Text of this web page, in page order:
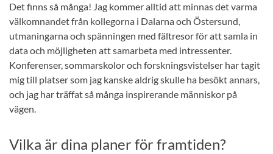
Det finns så många! Jag kommer alltid att minnas det varma
välkomnandet från kollegorna i Dalarna och Östersund,
utmaningarna och spänningen med fältresor för att samla in
data och möjligheten att samarbeta med intressenter.
Konferenser, sommarskolor och forskningsvistelser har tagit
mig till platser som jag kanske aldrig skulle ha besökt annars,
och jag har träffat så många inspirerande människor på
vägen.
Vilka är dina planer för framtiden?